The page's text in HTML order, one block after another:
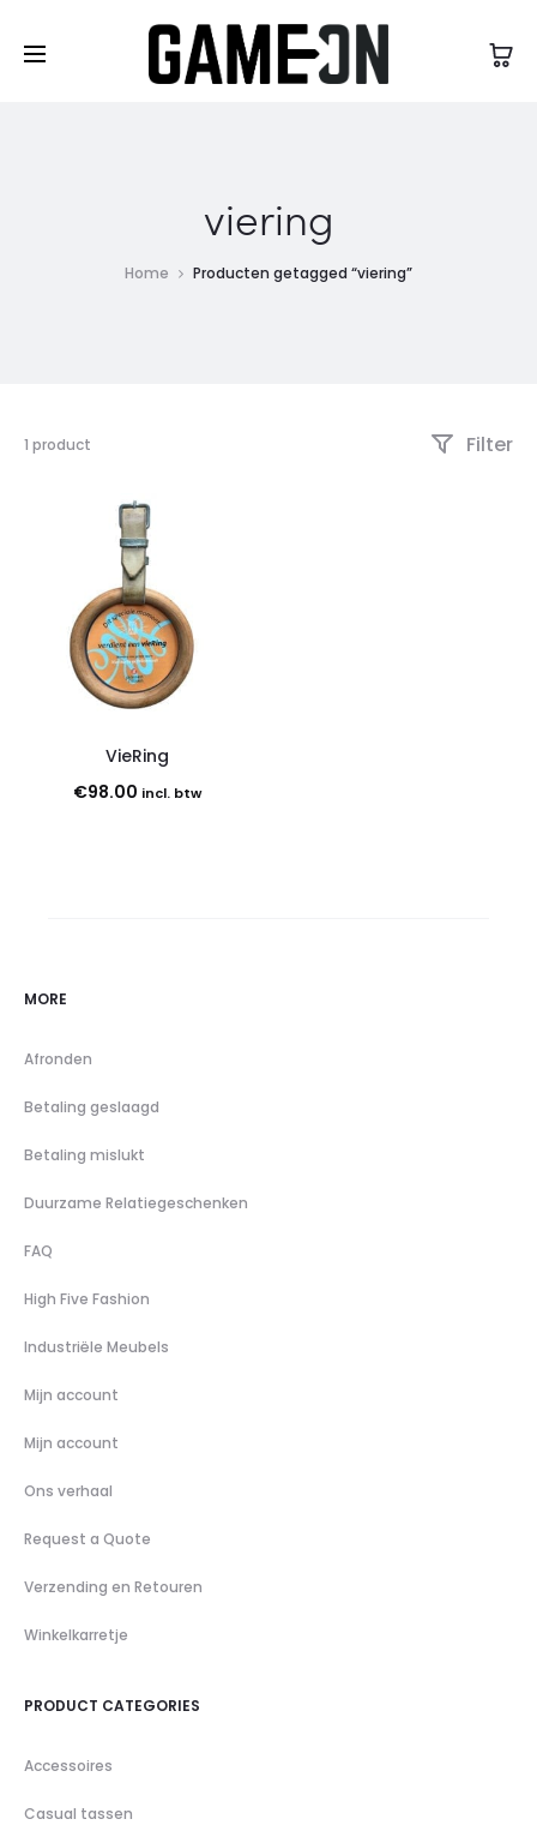
High Five Fashion
viering
Home Producten getagged “viering”
1 product Filter
VieRing
€98.00 incl. btw
MORE
Afronden
Betaling geslaagd
Betaling mislukt
Duurzame Relatiegeschenken
FAQ
High Five Fashion
Industriële Meubels
Mijn account
Mijn account
Ons verhaal
Request a Quote
Verzending en Retouren
Winkelkarretje
PRODUCT CATEGORIES
Accessoires
Casual tassen